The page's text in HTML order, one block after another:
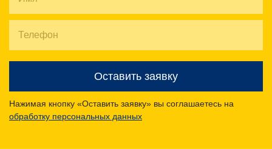
Оставить заявку
Нажимая кнопку «Оставить заявку» вы соглашаетесь на
обработку персональных данных